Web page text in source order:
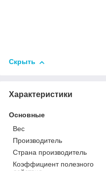
Скрыть
Характеристики
Основные
Вес
Производитель
Страна производитель
Коэффициент полезного